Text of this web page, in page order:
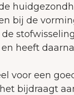
bij de
heeft
voor een
bijdraagt